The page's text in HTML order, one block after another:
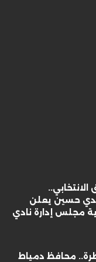
حسين يعلن
مجلس إدارة نادي
محافظ دمياط